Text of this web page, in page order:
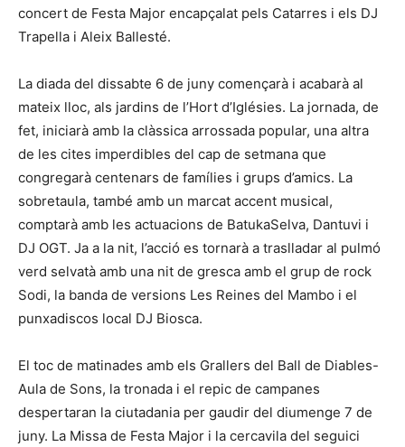
concert de Festa Major encapçalat pels Catarres i els DJ
Trapella i Aleix Ballesté.
La diada del dissabte 6 de juny començarà i acabarà al
mateix lloc, als jardins de l’Hort d’Iglésies. La jornada, de
fet, iniciarà amb la clàssica arrossada popular, una altra
de les cites imperdibles del cap de setmana que
congregarà centenars de famílies i grups d’amics. La
sobretaula, també amb un marcat accent musical,
comptarà amb les actuacions de BatukaSelva, Dantuvi i
DJ OGT. Ja a la nit, l’acció es tornarà a traslladar al pulmó
verd selvatà amb una nit de gresca amb el grup de rock
Sodi, la banda de versions Les Reines del Mambo i el
punxadiscos local DJ Biosca.
El toc de matinades amb els Grallers del Ball de Diables-
Aula de Sons, la tronada i el repic de campanes
despertaran la ciutadania per gaudir del diumenge 7 de
juny. La Missa de Festa Major i la cercavila del seguici